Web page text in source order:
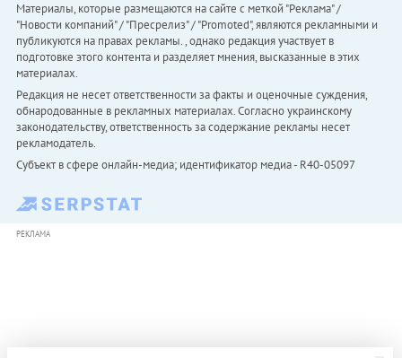
Материалы, которые размещаются на сайте с меткой "Реклама" /
"Новости компаний" / "Пресрелиз" / "Promoted", являются рекламными и
публикуются на правах рекламы. , однако редакция участвует в
подготовке этого контента и разделяет мнения, высказанные в этих
материалах.
Редакция не несет ответственности за факты и оценочные суждения,
обнародованные в рекламных материалах. Согласно украинскому
законодательству, ответственность за содержание рекламы несет
рекламодатель.
Субъект в сфере онлайн-медиа; идентификатор медиа - R40-05097
РЕКЛАМА